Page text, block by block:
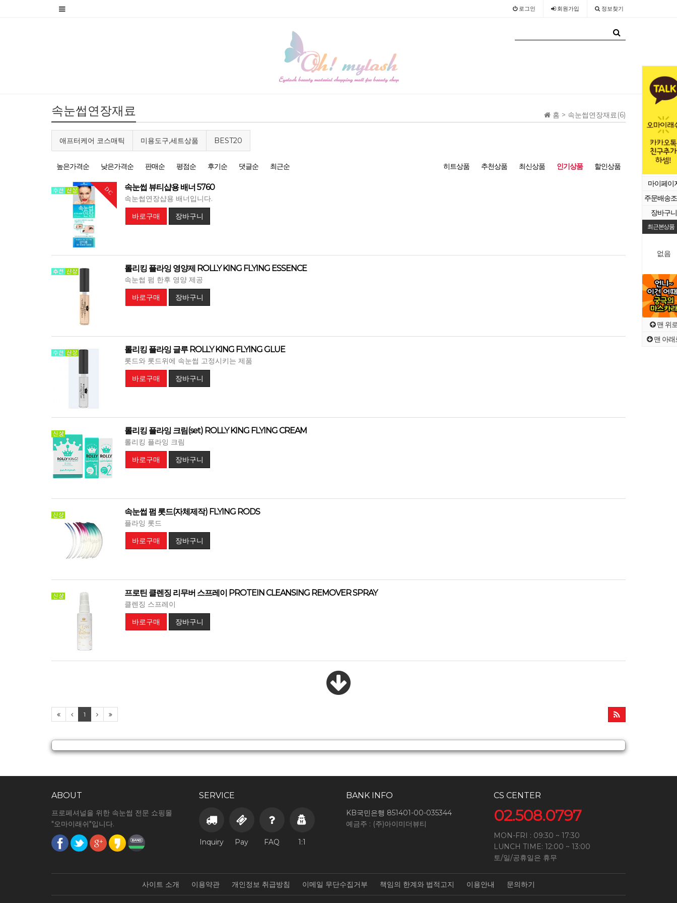
마이페이
주문배송
장바구니
최근본상품
없음
맨 위
맨 아래
로그인 회원가입 정보찾기
홈 > 속눈썹연장재료(6)
속눈썹연장재료
애프터케어 코스매틱 미용도구,세트상품 BEST20
높은가격순 낮은가격순 판매순 평점순 후기순 댓글순 최근순 히트상품 추천상품 최신상품 인기상품 할인상품
DC 속눈썹 뷰티샵용 배너 5760
속눈썹연장샵용 배너입니다.
바로구매
장바구니
롤리킹 플라잉 영양제 ROLLY KING FLYING ESSENCE
속눈썹 펌 한후 영양 제공
바로구매
장바구니
롤리킹 플라잉 글루 ROLLY KING FLYING GLUE
롯드와 롯드위에 속눈썹 고정시키는 제품
바로구매
장바구니
롤리킹 플라잉 크림(set) ROLLY KING FLYING CREAM
롤리킹 플라잉 크림
바로구매
장바구니
속눈썹 펌 롯드(자체제작) FLYING RODS
플라잉 롯드
바로구매
장바구니
프로틴 클렌징 리무버 스프레이 PROTEIN CLEANSING REMOVER SPRAY
클렌징 스프레이
바로구매
장바구니
1
ABOUT
프로페셔널을 위한 속눈썹 전문 쇼핑몰
"오마이래쉬"입니다.
SERVICE
Inquiry Pay FAQ 1:1
BANK INFO
KB국민은행 851401-00-035344
예금주 : (주)아이미더뷰티
CS CENTER
02.508.0797
MON-FRI : 09:30 ~ 17:30
LUNCH TIME: 12:00 ~ 13:00
토/일/공휴일은 휴무
사이트 소개 이용약관 개인정보 취급방침 이메일 무단수집거부 책임의 한계와 법적고지 이용안내 문의하기